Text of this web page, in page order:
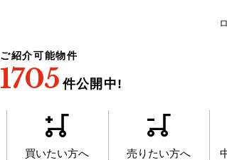
ご紹介可能物件
1705 件公開中!
買いたい方へ 売りたい方へ